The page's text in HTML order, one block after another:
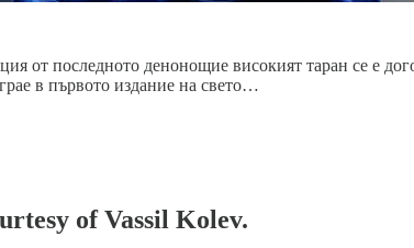
от последното денонощие високият таран се е
в първото издание на свето…
of Vassil Kolev.